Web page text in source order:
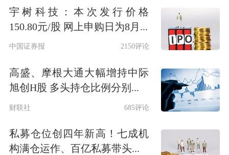
宇树科技：本次发行价格
150.80元/股 网上申购日为8月...
中国证券报 2150评论
高盛、摩根大通大幅增持中际
旭创H股 多头持仓比例分别...
财联社 685评论
私募仓位创四年新高！七成机
构满仓运作、百亿私募带头...